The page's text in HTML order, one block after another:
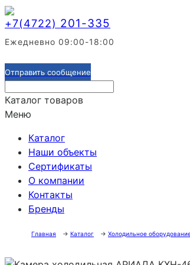
+7(4722) 201-335
Ежедневно 09:00-18:00
Отправить сообщение
Каталог товаров
Меню
Каталог
Наши объекты
Сертификаты
О компании
Контакты
Бренды
Главная → Каталог → Холодильное